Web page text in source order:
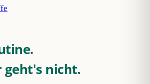
geht's nicht.